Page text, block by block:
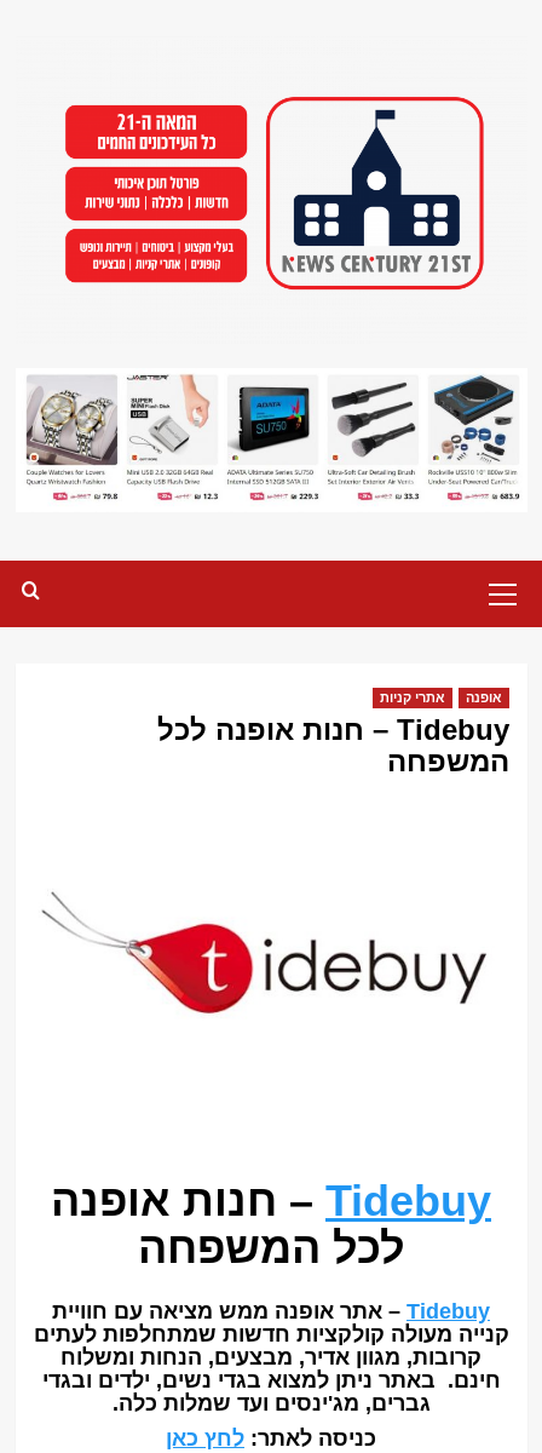
Menu
אופנה אתרי קניות
Tidebuy – חנות אופנה לכל
המשפחה
Tidebuy – חנות אופנה
לכל המשפחה
Tidebuy – אתר אופנה ממש מציאה עם חוויית
קנייה מעולה קולקציות חדשות שמתחלפות לעתים
קרובות, מגוון אדיר, מבצעים, הנחות ומשלוח
חינם. באתר ניתן למצוא בגדי נשים, ילדים ובגדי
גברים, מג'ינסים ועד שמלות כלה.
כניסה לאתר: לחץ כאן